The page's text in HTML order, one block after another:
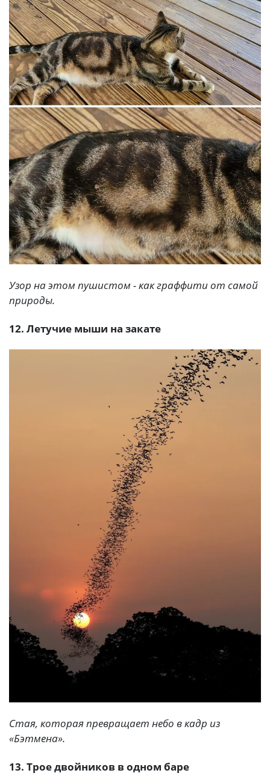
Узор на этом пушистом - как граффити от самой
природы.
12. Летучие мыши на закате
Стая, которая превращает небо в кадр из
«Бэтмена».
13. Трое двойников в одном баре